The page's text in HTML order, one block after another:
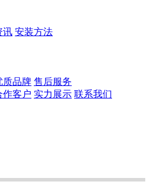
讯 安装方法
质品牌 售后服务
作客户 实力展示 联系我们